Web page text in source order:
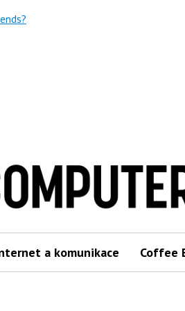
a komunikace Coffee